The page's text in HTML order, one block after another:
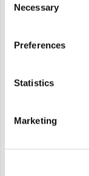
Selection
Necessary
Preferences
Statistics
Marketing